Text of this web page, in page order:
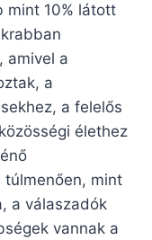
mint 10% látott
amivel a
a
a felelős
élethez
túlmenően, mint
a válaszadók
vannak a